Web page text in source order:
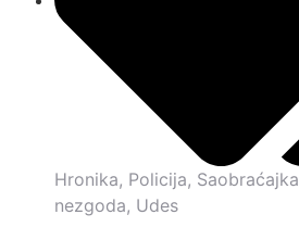
Hronika, Policija, Saobraćajka
nezgoda, Udes